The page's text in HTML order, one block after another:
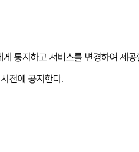
통지하고 서비스를 변경하여 제공
전에 공지한다.